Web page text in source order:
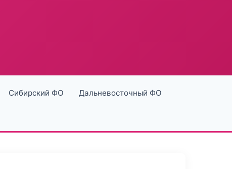
Сибирский ФО Дальневосточный ФО